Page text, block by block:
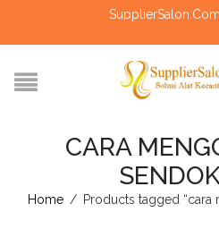
SupplierSalon.Com
CARA
Home / Products tagged “cara